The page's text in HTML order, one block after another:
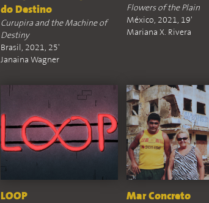
do Destino
Curupira and the Machine of
Destiny
Brasil, 2021, 25'
Janaina Wagner
Flowers of the Plain
México, 2021, 19'
Mariana X. Rivera
LOOP Mar Concreto